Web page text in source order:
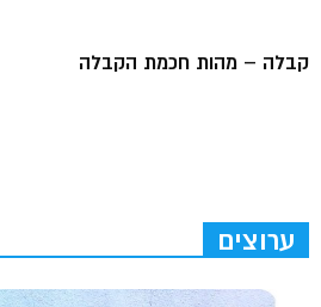
קבלה – מהות חכמת הקבלה
ערוצים